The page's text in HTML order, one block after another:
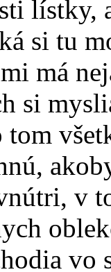
si tu
má
si
tom
v
vo